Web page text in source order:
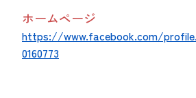
ホームページ
https://www.facebook.com/
0160773